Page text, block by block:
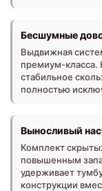
Бесшумные
Выдвижная
премиум-
стабильное
полностью
Выносливый
Комплект
повышенным
удерживает
конструкции